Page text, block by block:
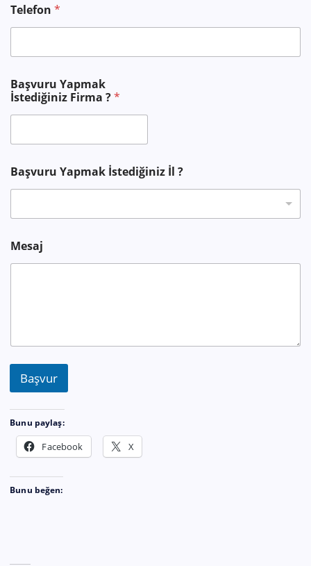
e
l
f
n
S
o
y
d
Telefon*
Başvuru Yapmak
İstediğiniz Firma ?*
Başvuru Yapmak İstediğiniz İl ?
Mesaj
Başvur
Bunu paylaş:
Facebook X
Bunu beğen: